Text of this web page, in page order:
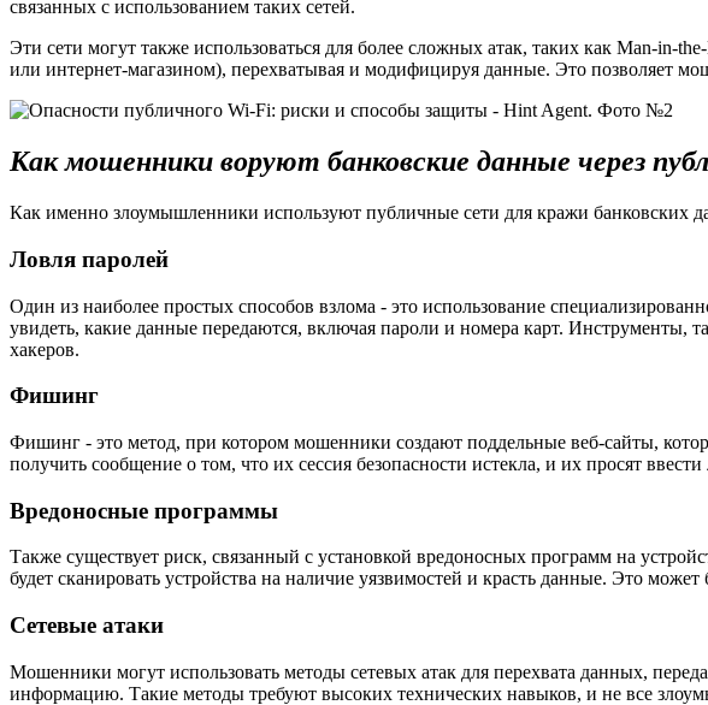
связанных с использованием таких сетей.
Эти сети могут также использоваться для более сложных атак, таких как Man-in-
или интернет-магазином), перехватывая и модифицируя данные. Это позволяет
Как мошенники воруют банковские данные через
Как именно злоумышленники используют публичные сети для кражи банковских
Ловля паролей
Один из наиболее простых способов взлома - это использование
увидеть, какие данные передаются, включая пароли и номера карт. Инструменты,
хакеров.
Фишинг
Фишинг - это метод, при котором мошенники создают поддельные веб-сайты,
получить сообщение о том, что их сессия безопасности истекла, и их просят
Вредоносные программы
Также существует риск, связанный с установкой вредоносных программ на
будет сканировать устройства на наличие уязвимостей и красть данные. Это
Сетевые атаки
Мошенники могут использовать методы сетевых атак для перехвата данных,
информацию. Такие методы требуют высоких технических навыков, и не все